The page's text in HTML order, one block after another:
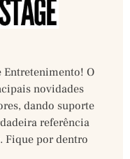
Entretenimento! O
novidades
dando suporte
referência
Fique por dentro